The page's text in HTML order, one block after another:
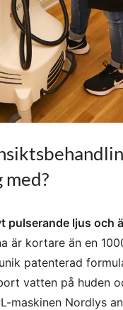
med?
pulserande ljus och
är kortare än en
patenterad
vatten på huden
maskinen Nordlys